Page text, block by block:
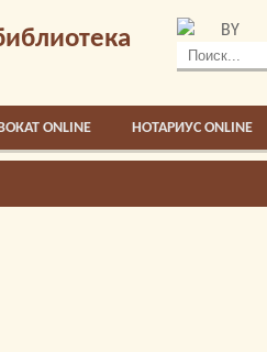
BY
ONLINE НОТАРИУС ONLINE